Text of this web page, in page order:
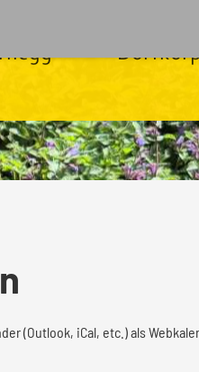
(Outlook, iCal, etc.) als